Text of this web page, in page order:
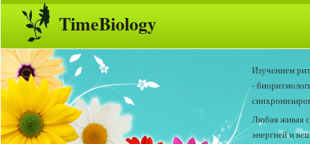
TimeBiology
Изучением
-
Любая живая
энергией и